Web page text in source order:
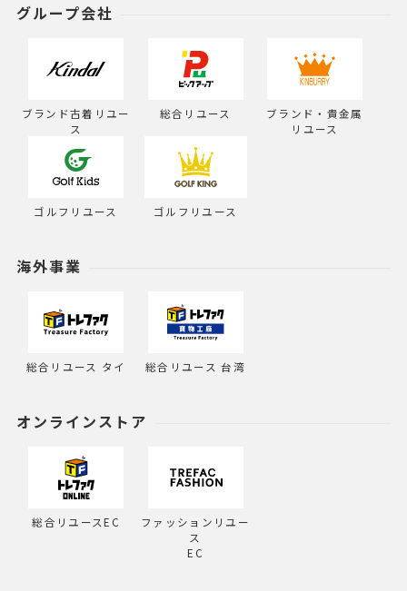
グループ会社
ブランド古着リユー
ス
総合リユース
ブランド・貴金属
リユース
ゴルフリユース ゴルフリユース
海外事業
総合リユース タイ 総合リユース 台湾
オンラインストア
総合リユースEC
ファッションリユー
ス
EC